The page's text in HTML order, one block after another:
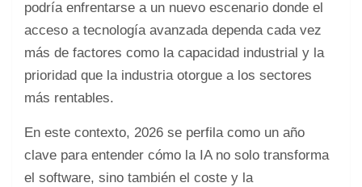
podría enfrentarse a un nuevo escenario donde el
acceso a tecnología avanzada dependa cada vez
más de factores como la capacidad industrial y la
prioridad que la industria otorgue a los sectores
más rentables.
En este contexto, 2026 se perfila como un año
clave para entender cómo la IA no solo transforma
el software, sino también el coste y la